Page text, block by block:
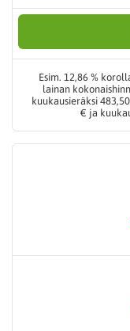
Esim. 12,86 %
lainan
kuukausieräksi
€ ja